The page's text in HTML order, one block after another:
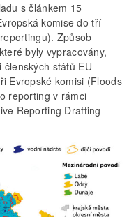
s článkem 15
komise do tří
Způsob
byly vypracovány,
států EU
Evropské komisi (Floods
reporting v rámci
Reporting Drafting